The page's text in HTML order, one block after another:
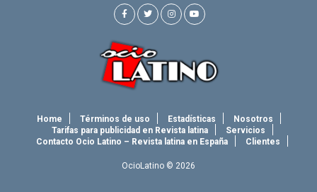
Home Términos de uso Estadísticas
Nosotros
Tarifas para publicidad en Revista latina
Servicios
Contacto Ocio Latino – Revista latina en España
Clientes
OcioLatino © 2026